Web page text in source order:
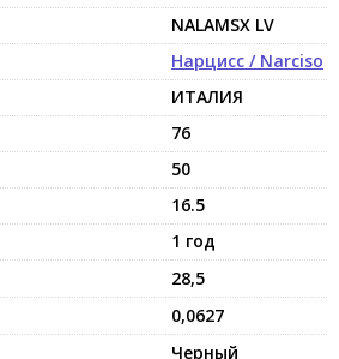
NALAMSX LV
Нарцисс / Narciso
ИТАЛИЯ
76
50
16.5
1 год
28,5
0,0627
Черный